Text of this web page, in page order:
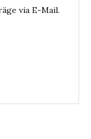
via E-Mail.